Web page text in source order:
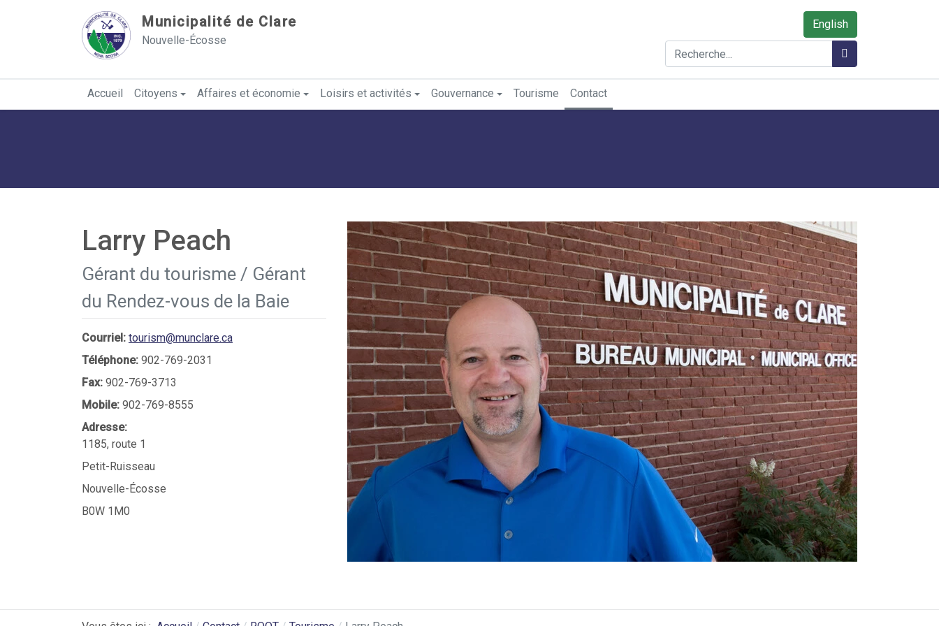
Municipalité de Clare
Nouvelle-Écosse
English
Rechercher
Accueil Citoyens Affaires et économie Loisirs et activités Gouvernance Tourisme Contact
Larry Peach
Gérant du tourisme / Gérant
du Rendez-vous de la Baie
Courriel: tourism@munclare.ca
Téléphone: 902-769-2031
Fax: 902-769-3713
Mobile: 902-769-8555
Adresse:
1185, route 1
Petit-Ruisseau
Nouvelle-Écosse
B0W 1M0